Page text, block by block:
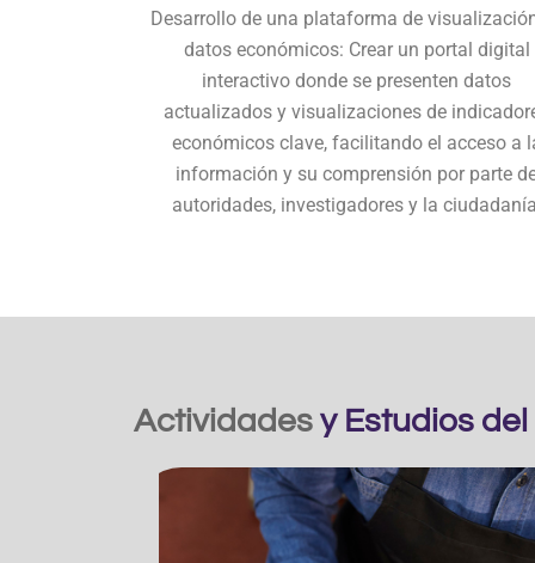
Desarrollo de una plataforma de
datos económicos: Crear un portal digital
interactivo donde se presenten datos
actualizados y visualizaciones de
económicos clave, facilitando el acceso a
información y su comprensión por parte
autoridades, investigadores y la
Actividades y Estudios